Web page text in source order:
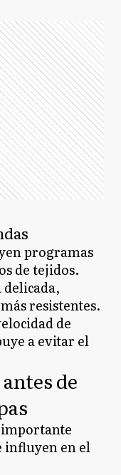
programas
de tejidos.
resistentes.
de
a evitar el
de
importante
influyen en el